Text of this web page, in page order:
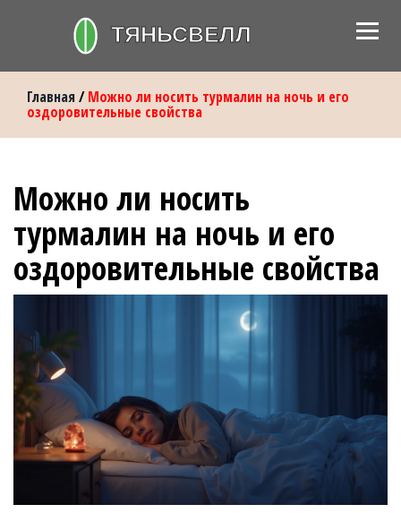
Главная/Можно ли носить турмалин на ночь и его
оздоровительные свойства
Можно ли носить
турмалин на ночь и его
оздоровительные свойства